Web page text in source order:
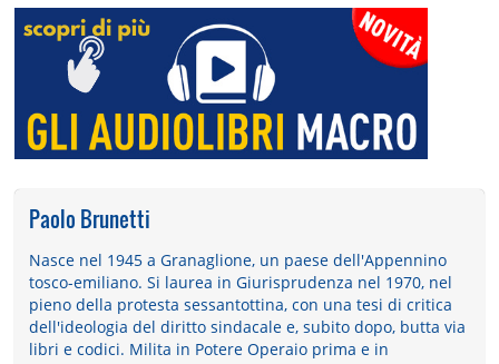
Paolo Brunetti
Nasce nel 1945 a Granaglione, un paese dell'Appennino
tosco-emiliano. Si laurea in Giurisprudenza nel 1970, nel
pieno della protesta sessantottina, con una tesi di critica
dell'ideologia del diritto sindacale e, subito dopo, butta via
libri e codici. Milita in Potere Operaio prima e in